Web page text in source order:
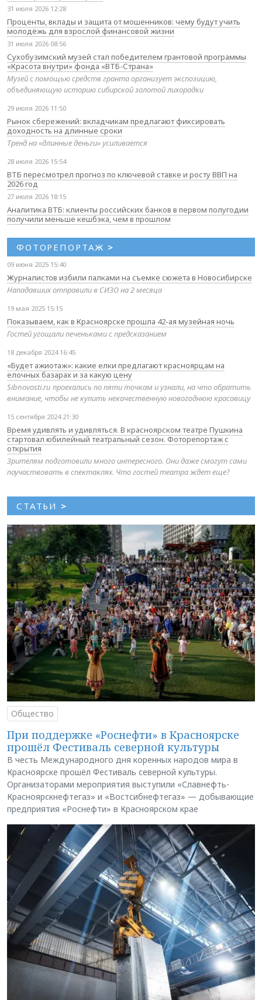
31 июля 2026 12:28
Проценты, вклады и защита от мошенников: чему будут учить
молодёжь для взрослой финансовой жизни
31 июля 2026 08:56
Сухобузимский музей стал победителем грантовой программы
«Красота внутри» фонда «ВТБ-Страна»
Музей с помощью средств гранта организует экспозицию,
объединяющую историю сибирской золотой лихорадки
29 июля 2026 11:50
Рынок сбережений: вкладчикам предлагают фиксировать
доходность на длинные сроки
Тренд на «длинные деньги» усиливается
28 июля 2026 15:54
ВТБ пересмотрел прогноз по ключевой ставке и росту ВВП на
2026 год
27 июля 2026 18:15
Аналитика ВТБ: клиенты российских банков в первом полугодии
получили меньше кешбэка, чем в прошлом
ФОТОРЕПОРТАЖ >
09 июня 2025 15:40
Журналистов избили палками на съемке сюжета в Новосибирске
Нападавших отправили в СИЗО на 2 месяца
19 мая 2025 15:15
Показываем, как в Красноярске прошла 42-ая музейная ночь
Гостей угощали печеньками с предсказанием
18 декабря 2024 16:45
«Будет ажиотаж»: какие елки предлагают красноярцам на
елочных базарах и за какую цену
Sibnovosti.ru проехались по пяти точкам и узнали, на что обратить
внимание, чтобы не купить некачественную новогоднюю красавицу
15 сентября 2024 21:30
Время удивлять и удивляться. В красноярском театре Пушкина
стартовал юбилейный театральный сезон. Фоторепортаж с
открытия
Зрителям подготовили много интересного. Они даже смогут сами
поучаствовать в спектаклях. Что гостей театра ждет еще?
СТАТЬИ >
Общество
При поддержке «Роснефти» в Красноярске
прошёл Фестиваль северной культуры
В честь Международного дня коренных народов мира в
Красноярске прошёл Фестиваль северной культуры.
Организаторами мероприятия выступили «Славнефть-
Красноярскнефтегаз» и «Востсибнефтегаз» — добывающие
предприятия «Роснефти» в Красноярском крае